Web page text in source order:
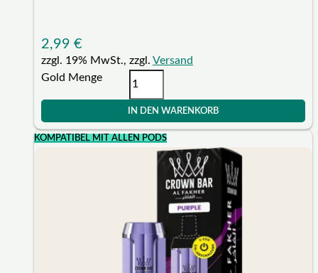
2,99 €
zzgl. 19% MwSt., zzgl. Versand
Gold Menge
IN DEN WARENKORB
KOMPATIBEL MIT ALLEN PODS